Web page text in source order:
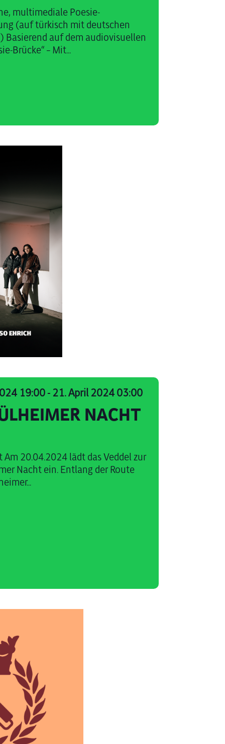
multimediale Poesie-
(auf türkisch mit deutschen
Basierend auf dem audiovisuellen
Brücke‘‘ – Mit...
19:00 - 21. April 2024 03:00
NACHT
Am 20.04.2024 lädt das Veddel zur
Nacht ein. Entlang der Route